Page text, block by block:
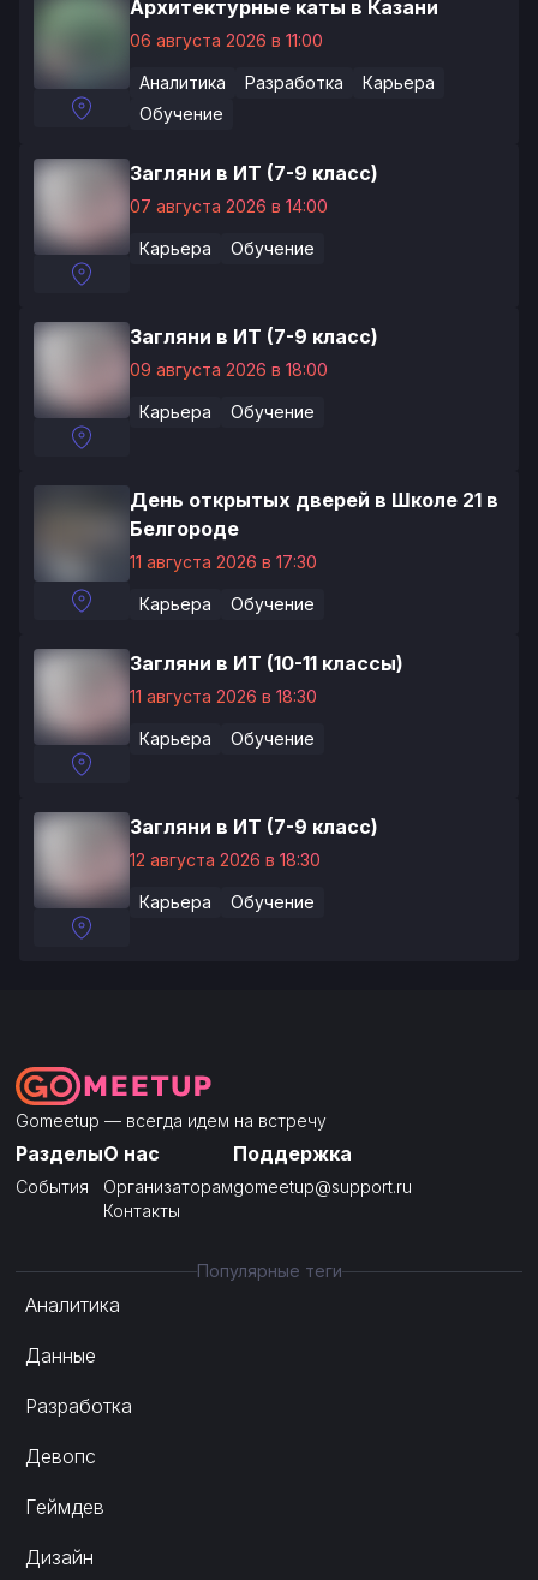
Архитектурные каты в Казани
06 августа 2026 в 11:00
Аналитика Разработка
Карьера
Обучение
Загляни в ИТ (7-9 класс)
07 августа 2026 в 14:00
Карьера Обучение
Загляни в ИТ (7-9 класс)
09 августа 2026 в 18:00
Карьера Обучение
День открытых дверей в Школе 21 в
Белгороде
11 августа 2026 в 17:30
Карьера Обучение
Загляни в ИТ (10-11 классы)
11 августа 2026 в 18:30
Карьера Обучение
Загляни в ИТ (7-9 класс)
12 августа 2026 в 18:30
Карьера Обучение
Gomeetup — всегда идем на встречу
Разделы
События
О нас
Организаторам
Контакты
Поддержка
gomeetup@support.ru
Популярные теги
Аналитика
Данные
Разработка
Девопс
Геймдев
Дизайн